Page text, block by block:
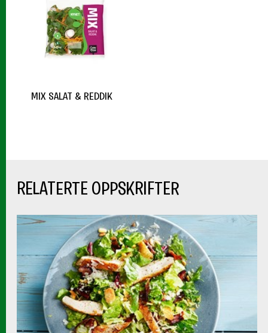
MIX SALAT & REDDIK
RELATERTE OPPSKRIFTER